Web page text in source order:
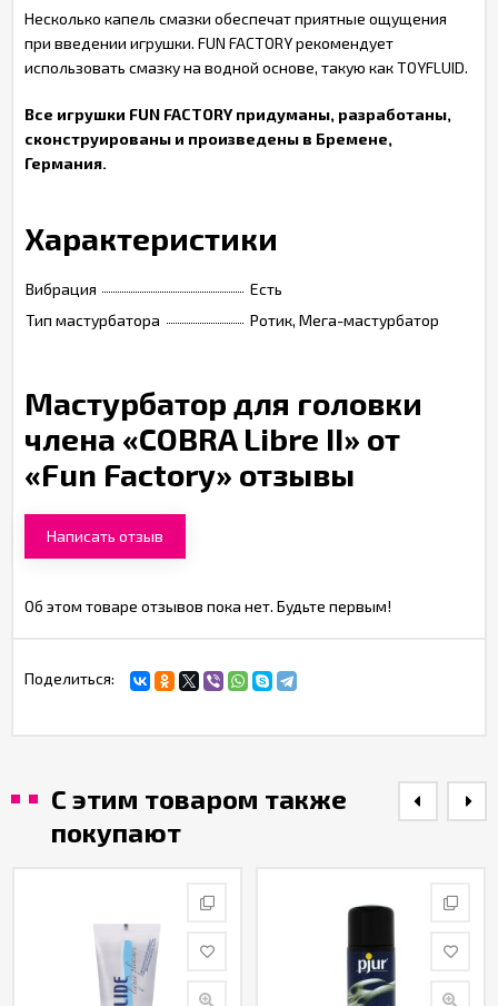
Несколько капель смазки обеспечат приятные ощущения
при введении игрушки. FUN FACTORY рекомендует
использовать смазку на водной основе, такую как TOYFLUID.
Все игрушки FUN FACTORY придуманы, разработаны,
сконструированы и произведены в Бремене,
Германия.
Характеристики
Вибрация
Есть
Тип мастурбатора
Ротик, Мега-мастурбатор
Мастурбатор для головки
члена «COBRA Libre II» от
«Fun Factory» отзывы
Написать отзыв
Об этом товаре отзывов пока нет. Будьте первым!
Поделиться:
С этим товаром также
покупают